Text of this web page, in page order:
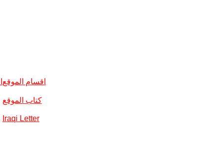
اقسام الموقع
كتاب الموقع
Iraqi Letter